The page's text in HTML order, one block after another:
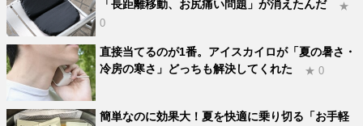
「長距離移動、お尻痛い問題」が消えたんだ
★
0
直接当てるのが1番。アイスカイロが「夏の暑さ・
冷房の寒さ」どっちも解決してくれた
★ 0
簡単なのに効果大！夏を快適に乗り切る「お手軽